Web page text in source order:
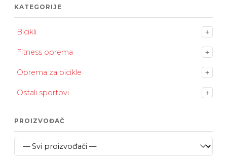
KATEGORIJE
Bicikli +
Fitness oprema +
Oprema za bicikle +
Ostali sportovi +
PROIZVOĐAČ